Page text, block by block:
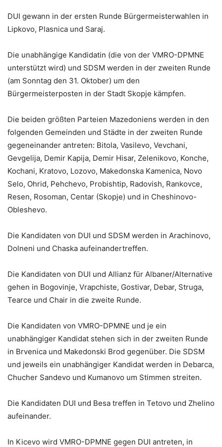
DUI gewann in der ersten Runde Bürgermeisterwahlen in
Lipkovo, Plasnica und Saraj.
Die unabhängige Kandidatin (die von der VMRO-DPMNE
unterstützt wird) und SDSM werden in der zweiten Runde
(am Sonntag den 31. Oktober) um den
Bürgermeisterposten in der Stadt Skopje kämpfen.
Die beiden größten Parteien Mazedoniens werden in den
folgenden Gemeinden und Städte in der zweiten Runde
gegeneinander antreten: Bitola, Vasilevo, Vevchani,
Gevgelija, Demir Kapija, Demir Hisar, Zelenikovo, Konche,
Kochani, Kratovo, Lozovo, Makedonska Kamenica, Novo
Selo, Ohrid, Pehchevo, Probishtip, Radovish, Rankovce,
Resen, Rosoman, Centar (Skopje) und in Cheshinovo-
Obleshevo.
Die Kandidaten von DUI und SDSM werden in Arachinovo,
Dolneni und Chaska aufeinandertreffen.
Die Kandidaten von DUI und Allianz für Albaner/Alternative
gehen in Bogovinje, Vrapchiste, Gostivar, Debar, Struga,
Tearce und Chair in die zweite Runde.
Die Kandidaten von VMRO-DPMNE und je ein
unabhängiger Kandidat stehen sich in der zweiten Runde
in Brvenica und Makedonski Brod gegenüber. Die SDSM
und jeweils ein unabhängiger Kandidat werden in Debarca,
Chucher Sandevo und Kumanovo um Stimmen streiten.
Die Kandidaten DUI und Besa treffen in Tetovo und Zhelino
aufeinander.
In Kicevo wird VMRO-DPMNE gegen DUI antreten, in